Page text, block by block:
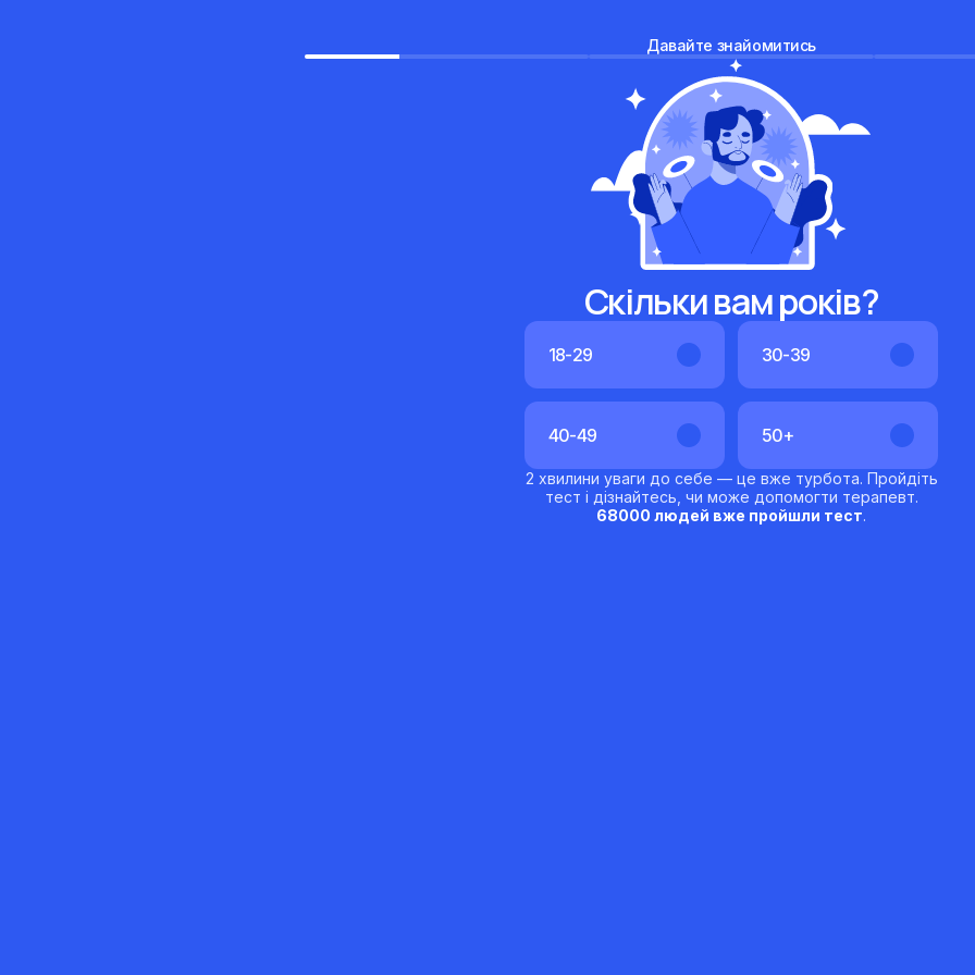
Давайте знайомитись
Скільки вам років?
18-29 30-39
40-49 50+
2 хвилини уваги до себе — це вже турбота. Пройдіть
тест і дізнайтесь, чи може допомогти терапевт.
68000 людей вже пройшли тест.